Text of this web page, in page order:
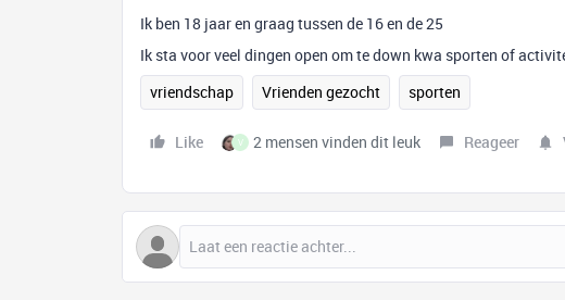
Ik ben 18 jaar en graag tussen de 16 en de 25
Ik sta voor veel dingen open om te down kwa sporten of
vriendschap
Vrienden gezocht sporten
Like V 2 mensen vinden dit leuk Reageer